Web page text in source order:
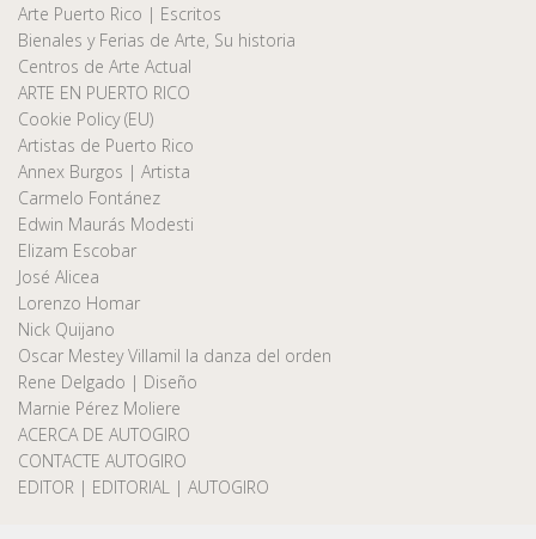
Arte Puerto Rico | Escritos
Bienales y Ferias de Arte, Su historia
Centros de Arte Actual
ARTE EN PUERTO RICO
Cookie Policy (EU)
Artistas de Puerto Rico
Annex Burgos | Artista
Carmelo Fontánez
Edwin Maurás Modesti
Elizam Escobar
José Alicea
Lorenzo Homar
Nick Quijano
Oscar Mestey Villamil la danza del orden
Rene Delgado | Diseño
Marnie Pérez Moliere
ACERCA DE AUTOGIRO
CONTACTE AUTOGIRO
EDITOR | EDITORIAL | AUTOGIRO